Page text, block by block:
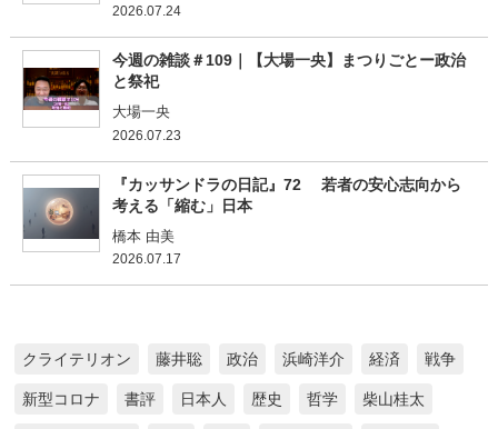
2026.07.24
今週の雑談＃109｜【大場一央】まつりごとー政治
と祭祀
大場一央
2026.07.23
『カッサンドラの日記』72 若者の安心志向から
考える「縮む」日本
橋本 由美
2026.07.17
クライテリオン 藤井聡 政治 浜崎洋介 経済 戦争
新型コロナ 書評 日本人 歴史 哲学 柴山桂太